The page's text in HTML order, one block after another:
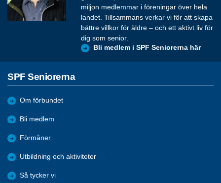
miljon medlemmar i föreningar över hela
landet. Tillsammans verkar vi för att skapa
bättre villkor för äldre – och ett aktivt liv för
dig som senior.
Bli medlem i SPF Seniorerna här
SPF Seniorerna
Om förbundet
Bli medlem
Förmåner
Utbildning och aktiviteter
Så tycker vi